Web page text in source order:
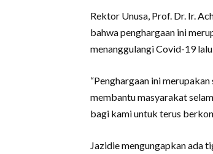
Rektor Unusa, Prof. Dr. Ir.
bahwa penghargaan ini
menanggulangi Covid-19
“Penghargaan ini
membantu masyarakat
bagi kami untuk terus
Jazidie mengungapkan ada